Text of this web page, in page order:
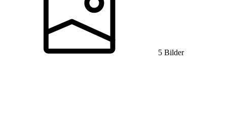
5 Bilder